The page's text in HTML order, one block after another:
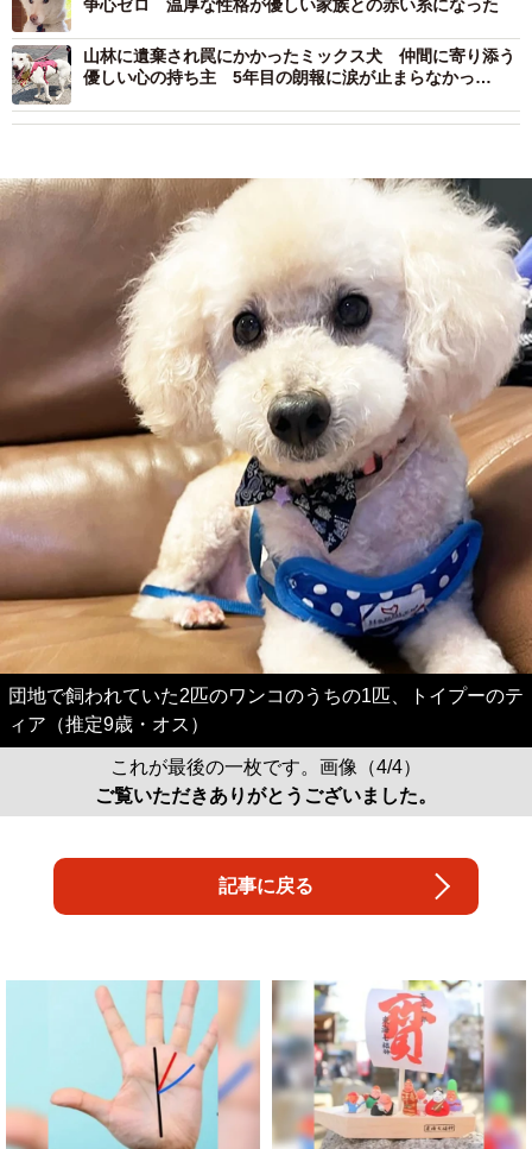
争心ゼロ 温厚な性格が優しい家族との赤い糸になった
山林に遺棄され罠にかかったミックス犬 仲間に寄り添う
優しい心の持ち主 5年目の朗報に涙が止まらなかっ
団地で飼われていた2匹のワンコのうちの1匹、トイプーのテ
ィア（推定9歳・オス）
これが最後の一枚です。画像（4/4）
ご覧いただきありがとうございました。
記事に戻る